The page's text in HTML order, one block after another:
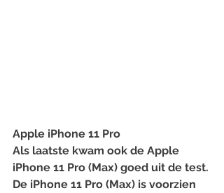
Apple iPhone 11 Pro
Als laatste kwam ook de Apple
iPhone 11 Pro (Max)⁠ goed uit de test.
De iPhone 11 Pro (Max) is voorzien